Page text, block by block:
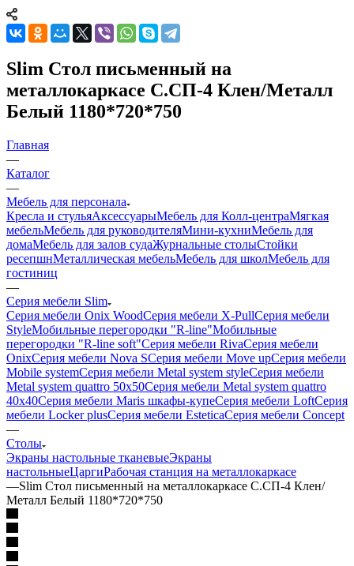
Slim Стол письменный на
металлокаркасе С.СП-4 Клен/Металл
Белый 1180*720*750
Главная
—
Каталог
—
Мебель для персонала
Кресла и стульяАксессуарыМебель для Колл-центраМягкая
мебельМебель для руководителяМини-кухниМебель для
домаМебель для залов судаЖурнальные столыСтойки
ресепшнМеталлическая мебельМебель для школМебель для
гостиниц
—
Серия мебели Slim
Серия мебели Onix WoodСерия мебели X-PullСерия мебели
StyleМобильные перегородки "R-line"Мобильные
перегородки "R-line soft"Серия мебели RivaСерия мебели
OnixСерия мебели Nova SСерия мебели Move upСерия мебели
Mobile systemСерия мебели Metal system styleСерия мебели
Metal system quattro 50x50Серия мебели Metal system quattro
40x40Серия мебели Maris шкафы-купеСерия мебели LoftСерия
мебели Locker plusСерия мебели EsteticaСерия мебели Concept
—
Столы
Экраны настольные тканевыеЭкраны
настольныеЦаргиРабочая станция на металлокаркасе
—Slim Стол письменный на металлокаркасе С.СП-4 Клен/
Металл Белый 1180*720*750